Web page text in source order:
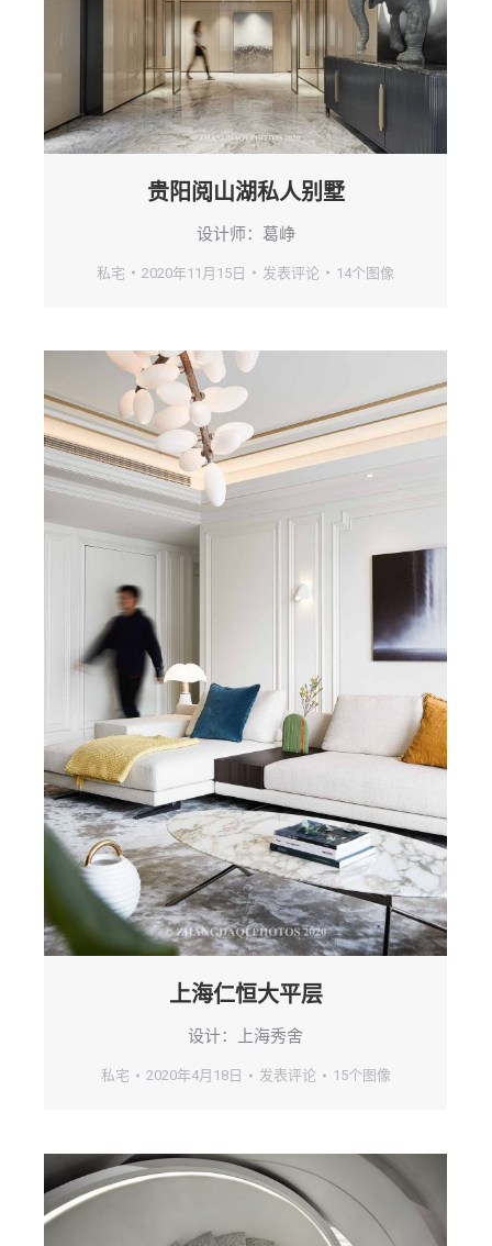
贵阳阅山湖私人别墅
设计师：葛峥
私宅 2020年11月15日 发表评论 14个图像
上海仁恒大平层
设计：上海秀舍
私宅 2020年4月18日 发表评论 15个图像